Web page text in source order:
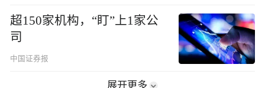
超150家机构，“盯”上1家公
司
中国证券报
展开更多